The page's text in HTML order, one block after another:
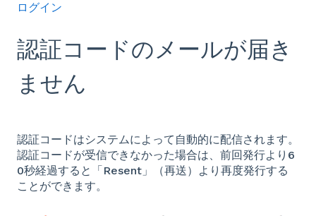
ログイン
認証コードのメールが届き
ません
認証コードはシステムによって自動的に配信されます。
認証コードが受信できなかった場合は、前回発行より6
0秒経過すると「Resent」（再送）より再度発行する
ことができます。